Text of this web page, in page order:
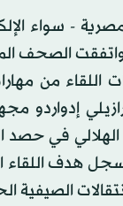
- سواء
الصحف
اللقاء من
الهلالي في